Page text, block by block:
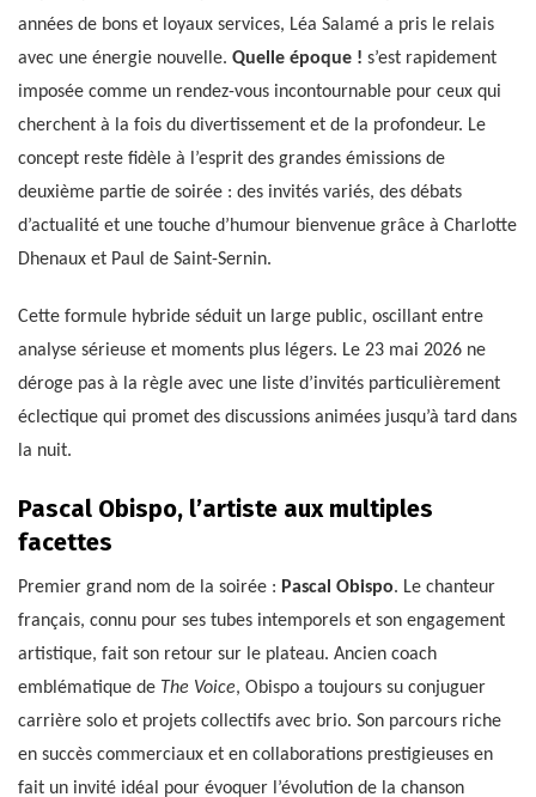
années de bons et loyaux services, Léa Salamé a pris le relais
avec une énergie nouvelle. Quelle époque ! s’est rapidement
imposée comme un rendez-vous incontournable pour ceux qui
cherchent à la fois du divertissement et de la profondeur. Le
concept reste fidèle à l’esprit des grandes émissions de
deuxième partie de soirée : des invités variés, des débats
d’actualité et une touche d’humour bienvenue grâce à Charlotte
Dhenaux et Paul de Saint-Sernin.
Cette formule hybride séduit un large public, oscillant entre
analyse sérieuse et moments plus légers. Le 23 mai 2026 ne
déroge pas à la règle avec une liste d’invités particulièrement
éclectique qui promet des discussions animées jusqu’à tard dans
la nuit.
Pascal Obispo, l’artiste aux multiples
facettes
Premier grand nom de la soirée : Pascal Obispo. Le chanteur
français, connu pour ses tubes intemporels et son engagement
artistique, fait son retour sur le plateau. Ancien coach
emblématique de The Voice, Obispo a toujours su conjuguer
carrière solo et projets collectifs avec brio. Son parcours riche
en succès commerciaux et en collaborations prestigieuses en
fait un invité idéal pour évoquer l’évolution de la chanson